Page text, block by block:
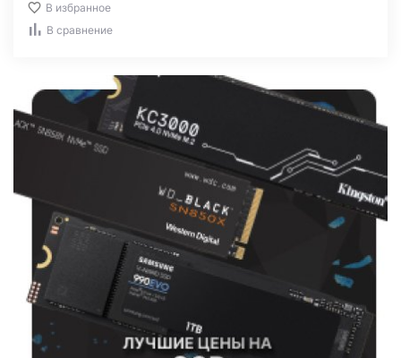
В избранное
В сравнение